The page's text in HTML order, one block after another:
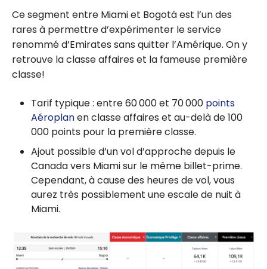
Ce segment entre Miami et Bogotá est l’un des
rares à permettre d’expérimenter le service
renommé d’Emirates sans quitter l’Amérique. On y
retrouve la classe affaires et la fameuse première
classe!
Tarif typique : entre 60 000 et 70 000 points
Aéroplanen classe affaires et au-delà de 100
000 points pour la première classe.
Ajout possible d’un vol d’approche depuis le
Canada vers Miami sur le même billet-prime.
Cependant, à cause des heures de vol, vous
aurez très possiblement une escale de nuit à
Miami.